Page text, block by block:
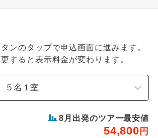
タンのタップで申込画面に進みます。
すると表示料金が変わります。
8 月出発のツアー最安値
54,800 円